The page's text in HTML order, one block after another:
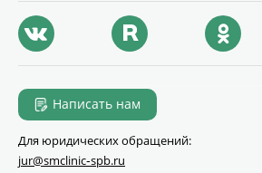
Написать нам
Для юридических обращений:
jur@smclinic‑spb.ru